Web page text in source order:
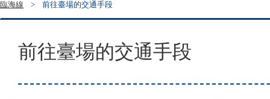
臨海線 > 前往臺場的交通手段
前往臺場的交通手段